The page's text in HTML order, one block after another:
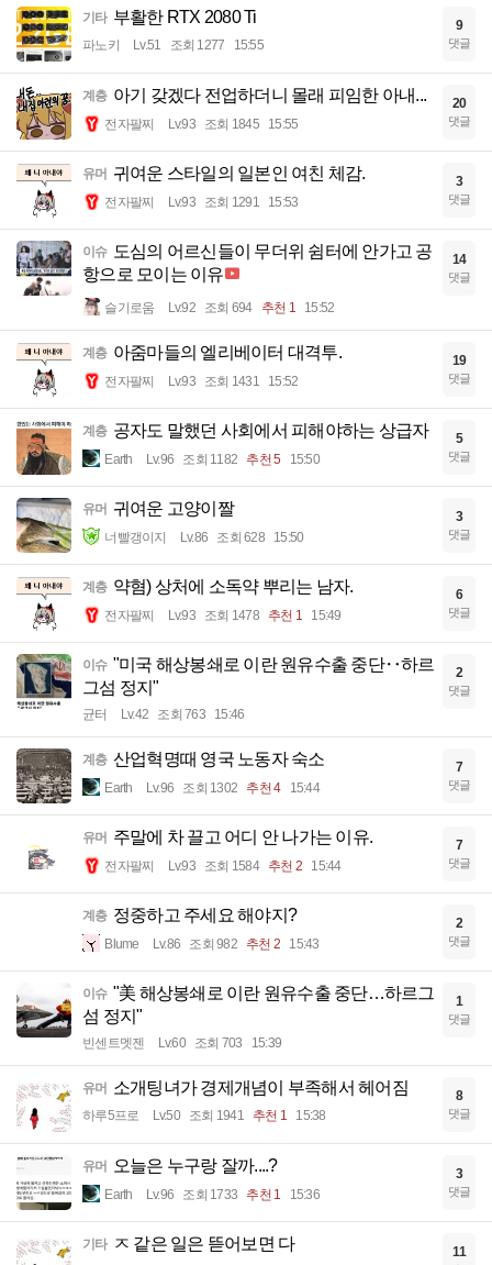
기타 부활한 RTX 2080 Ti
파노키 Lv.51 조회 1277 15:55
9
댓글
계층 아기 갖겠다 전업하더니 몰래 피임한 아내...
전자팔찌 Lv.93 조회 1845 15:55
20
댓글
유머 귀여운 스타일의 일본인 여친 체감.
전자팔찌 Lv.93 조회 1291 15:53
3
댓글
이슈 도심의 어르신들이 무더위 쉼터에 안가고 공
항으로 모이는 이유
슬기로움 Lv.92 조회 694 추천 1 15:52
14
댓글
계층 아줌마들의 엘리베이터 대격투.
전자팔찌 Lv.93 조회 1431 15:52
19
댓글
계층 공자도 말했던 사회에서 피해야하는 상급자
Earth Lv.96 조회 1182 추천 5 15:50
5
댓글
유머 귀여운 고양이짤
너빨갱이지 Lv.86 조회 628 15:50
3
댓글
계층 약혐) 상처에 소독약 뿌리는 남자.
전자팔찌 Lv.93 조회 1478 추천 1 15:49
6
댓글
이슈 "미국 해상봉쇄로 이란 원유수출 중단‥하르
그섬 정지"
균터 Lv.42 조회 763 15:46
2
댓글
계층 산업혁명때 영국 노동자 숙소
Earth Lv.96 조회 1302 추천 4 15:44
7
댓글
유머 주말에 차 끌고 어디 안 나가는 이유.
전자팔찌 Lv.93 조회 1584 추천 2 15:44
7
댓글
계층 정중하고 주세요 해야지?
Blume Lv.86 조회 982 추천 2 15:43
2
댓글
이슈 "美 해상봉쇄로 이란 원유수출 중단…하르그
섬 정지"
빈센트멧젠 Lv.60 조회 703 15:39
1
댓글
유머 소개팅녀가 경제개념이 부족해서 헤어짐
하루5프로 Lv.50 조회 1941 추천 1 15:38
8
댓글
유머 오늘은 누구랑 잘까....?
Earth Lv.96 조회 1733 추천 1 15:36
3
댓글
기타 ㅈ 같은 일은 뜯어보면 다 11